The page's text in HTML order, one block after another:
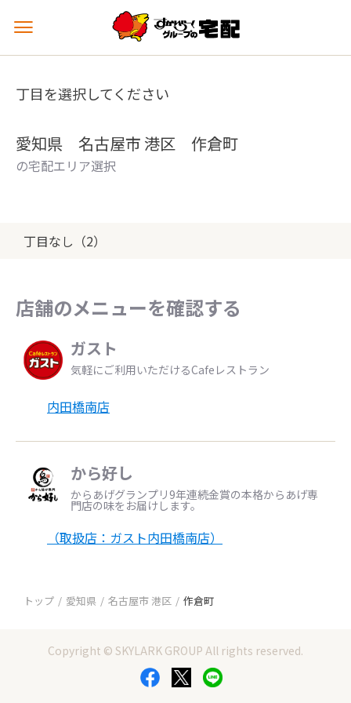
メ
ュ
を
丁目を選択してください
愛知県 名古屋市 港区 作倉町
の宅配エリア選択
丁目なし（2）
店舗のメニューを確認する
ガスト
気軽にご利用いただけるCafeレストラン
内田橋南店
から好し
からあげグランプリ9年連続金賞の本格からあげ専
門店の味をお届けします。
（取扱店：ガスト内田橋南店）
トップ 愛知県 名古屋市 港区 作倉町
Copyright © SKYLARK GROUP All rights reserved.